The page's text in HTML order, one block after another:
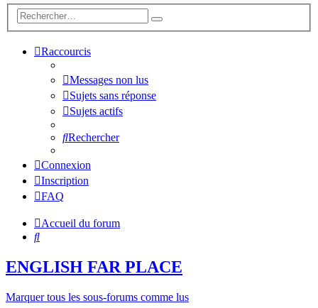
Raccourcis
Messages non lus
Sujets sans réponse
Sujets actifs
Rechercher
Connexion
Inscription
FAQ
Accueil du forum
Rechercher
ENGLISH FAR PLACE
Marquer tous les sous-forums comme lus